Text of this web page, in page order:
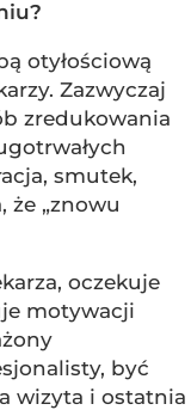
otyłościową
Zazwyczaj
zredukowania
smutek,
że „znowu
oczekuje
motywacji
być
wizyta i ostatnia